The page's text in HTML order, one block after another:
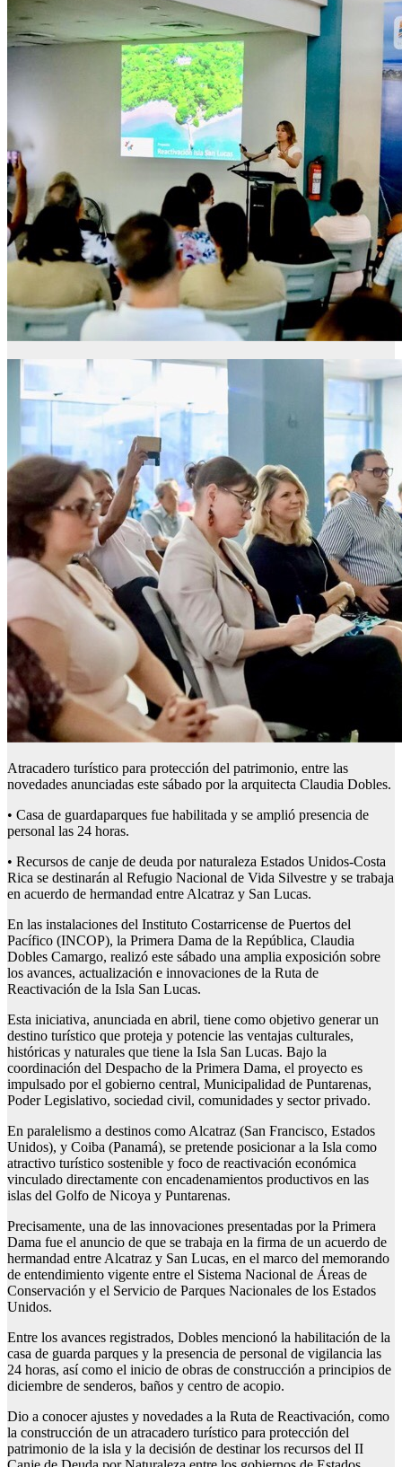
Atracadero turístico para protección del patrimonio, entre las
novedades anunciadas este sábado por la arquitecta Claudia Dobles.
• Casa de guardaparques fue habilitada y se amplió presencia de
personal las 24 horas.
• Recursos de canje de deuda por naturaleza Estados Unidos-Costa
Rica se destinarán al Refugio Nacional de Vida Silvestre y se trabaja
en acuerdo de hermandad entre Alcatraz y San Lucas.
En las instalaciones del Instituto Costarricense de Puertos del
Pacífico (INCOP), la Primera Dama de la República, Claudia
Dobles Camargo, realizó este sábado una amplia exposición sobre
los avances, actualización e innovaciones de la Ruta de
Reactivación de la Isla San Lucas.
Esta iniciativa, anunciada en abril, tiene como objetivo generar un
destino turístico que proteja y potencie las ventajas culturales,
históricas y naturales que tiene la Isla San Lucas. Bajo la
coordinación del Despacho de la Primera Dama, el proyecto es
impulsado por el gobierno central, Municipalidad de Puntarenas,
Poder Legislativo, sociedad civil, comunidades y sector privado.
En paralelismo a destinos como Alcatraz (San Francisco, Estados
Unidos), y Coiba (Panamá), se pretende posicionar a la Isla como
atractivo turístico sostenible y foco de reactivación económica
vinculado directamente con encadenamientos productivos en las
islas del Golfo de Nicoya y Puntarenas.
Precisamente, una de las innovaciones presentadas por la Primera
Dama fue el anuncio de que se trabaja en la firma de un acuerdo de
hermandad entre Alcatraz y San Lucas, en el marco del memorando
de entendimiento vigente entre el Sistema Nacional de Áreas de
Conservación y el Servicio de Parques Nacionales de los Estados
Unidos.
Entre los avances registrados, Dobles mencionó la habilitación de la
casa de guarda parques y la presencia de personal de vigilancia las
24 horas, así como el inicio de obras de construcción a principios de
diciembre de senderos, baños y centro de acopio.
Dio a conocer ajustes y novedades a la Ruta de Reactivación, como
la construcción de un atracadero turístico para protección del
patrimonio de la isla y la decisión de destinar los recursos del II